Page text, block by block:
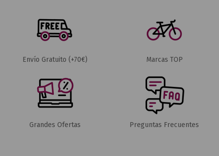
Envío Gratuito (+70€) Marcas TOP
Grandes Ofertas Preguntas Frecuentes